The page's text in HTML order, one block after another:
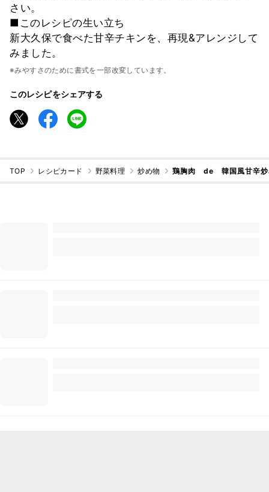
さい。
■このレシピの生い立ち
新大久保で食べた甘辛チキンを、再現&アレンジして
みました。
※みやすさのために書式を一部改変しています。
このレシピをシェアする
TOP レシピカード 野菜料理 炒め物 鶏胸肉 de 韓国風甘辛炒